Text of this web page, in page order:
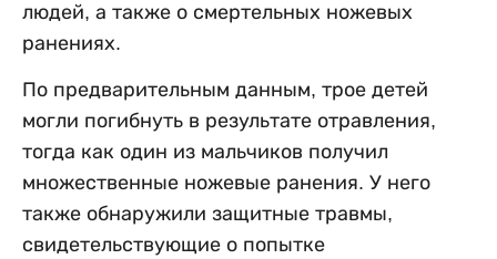
людей, а также о смертельных ножевых
ранениях.
По предварительным данным, трое детей
могли погибнуть в результате отравления,
тогда как один из мальчиков получил
множественные ножевые ранения. У него
также обнаружили защитные травмы,
свидетельствующие о попытке